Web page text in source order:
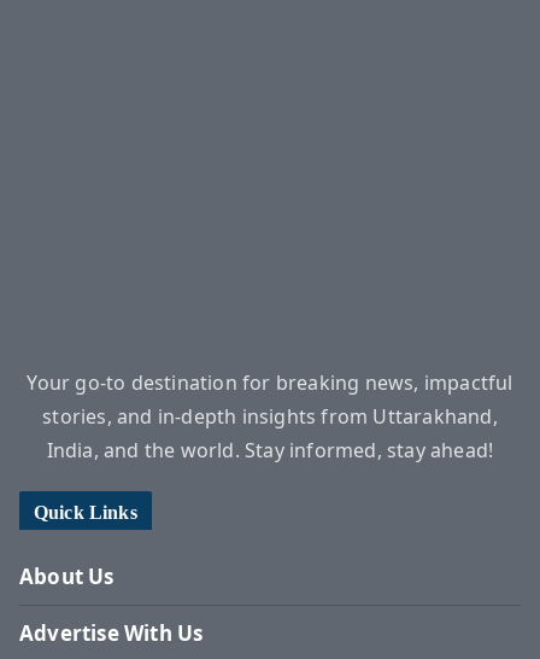
Your go-to destination for breaking news, impactful
stories, and in-depth insights from Uttarakhand,
India, and the world. Stay informed, stay ahead!
Quick Links
About Us
Advertise With Us